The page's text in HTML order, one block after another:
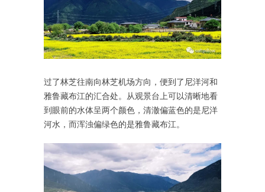
过了林芝往南向林芝机场方向，便到了尼洋河和
雅鲁藏布江的汇合处。从观景台上可以清晰地看
到眼前的水体呈两个颜色，清澈偏蓝色的是尼洋
河水，而浑浊偏绿色的是雅鲁藏布江。